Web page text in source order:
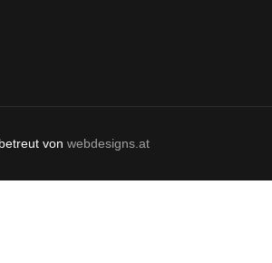
von webdesigns.at